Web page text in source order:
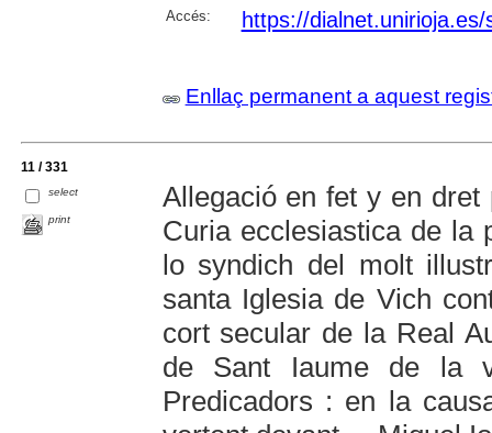
Accés: https://
Enllaç permanent a aquest
11 / 331
select
print
Allegació en fet y en
Curia ecclesiastica de la
lo syndich del molt
santa Iglesia de Vich
cort secular de la Real
de Sant Iaume de la
Predicadors : en la